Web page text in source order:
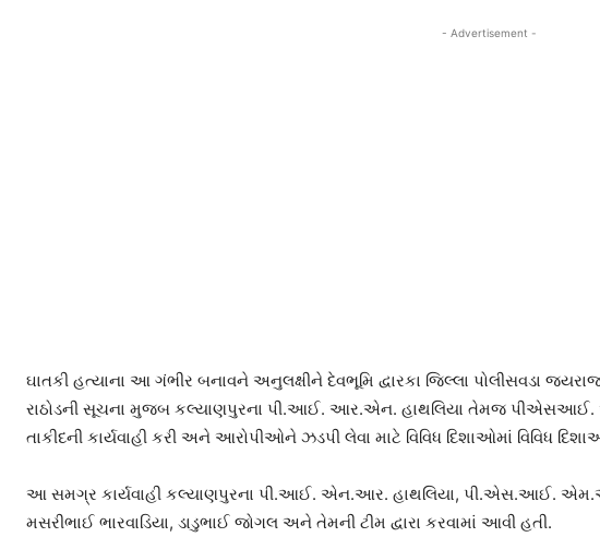
- Advertisement -
ઘાતકી હત્યાના આ ગંભીર બનાવને અનુલક્ષીને દેવભૂમિ દ્વારકા જિલ્લા પોલીસવડા
રાઠોડની સૂચના મુજબ કલ્યાણપુરના પી.આઈ. આર.એન. હાથલિયા તેમજ પીએસઆઈ.
તાકીદની કાર્યવાહી કરી અને આરોપીઓને ઝડપી લેવા માટે વિવિધ દિશાઓમાં વિવિધ
આ સમગ્ર કાર્યવાહી કલ્યાણપુરના પી.આઈ. એન.આર. હાથલિયા, પી.એસ.આઈ.
મસરીભાઈ ભારવાડિયા, ડાડુભાઈ જોગલ અને તેમની ટીમ દ્વારા કરવામાં આવી હતી.